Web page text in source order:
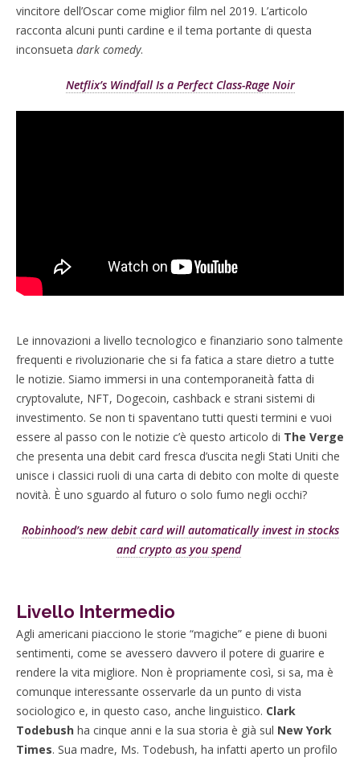
vincitore dell’Oscar come miglior film nel 2019. L’articolo
racconta alcuni punti cardine e il tema portante di questa
inconsueta dark comedy.
Netflix’s Windfall Is a Perfect Class-Rage Noir
Le innovazioni a livello tecnologico e finanziario sono talmente
frequenti e rivoluzionarie che si fa fatica a stare dietro a tutte
le notizie. Siamo immersi in una contemporaneità fatta di
cryptovalute, NFT, Dogecoin, cashback e strani sistemi di
investimento. Se non ti spaventano tutti questi termini e vuoi
essere al passo con le notizie c’è questo articolo di The Verge
che presenta una debit card fresca d’uscita negli Stati Uniti che
unisce i classici ruoli di una carta di debito con molte di queste
novità. È uno sguardo al futuro o solo fumo negli occhi?
Robinhood’s new debit card will automatically invest in stocks
and crypto as you spend
Livello Intermedio
Agli americani piacciono le storie “magiche” e piene di buoni
sentimenti, come se avessero davvero il potere di guarire e
rendere la vita migliore. Non è propriamente così, si sa, ma è
comunque interessante osservarle da un punto di vista
sociologico e, in questo caso, anche linguistico. Clark
Todebush ha cinque anni e la sua storia è già sul New York
Times. Sua madre, Ms. Todebush, ha infatti aperto un profilo